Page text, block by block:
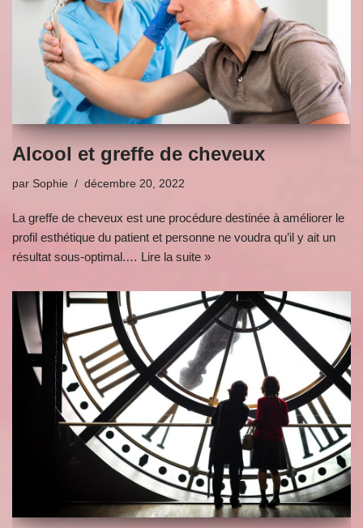
Alcool et greffe de cheveux
par Sophie décembre 20, 2022
La greffe de cheveux est une procédure destinée à améliorer le
profil esthétique du patient et personne ne voudra qu’il y ait un
résultat sous-optimal.… Lire la suite »